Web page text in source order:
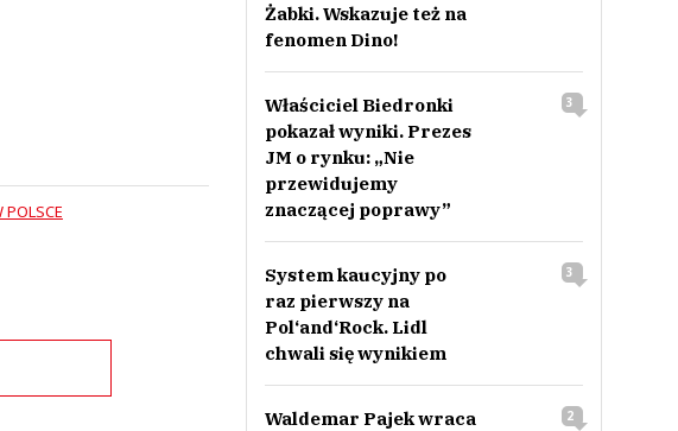
POLSCE
Żabki. Wskazuje też na
fenomen Dino!
Właściciel Biedronki
pokazał wyniki. Prezes
JM o rynku: „Nie
przewidujemy
znaczącej poprawy”
3
System kaucyjny po
raz pierwszy na
Pol‘and‘Rock. Lidl
chwali się wynikiem
3
Waldemar Pajek wraca
2